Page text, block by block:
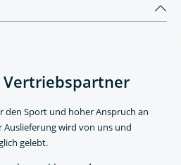
den Sport und hoher Anspruch an
wird von uns und
gelebt.